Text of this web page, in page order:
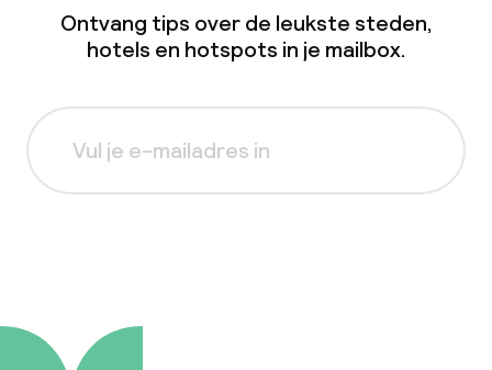
Ontvang tips over de leukste steden,
hotels en hotspots in je mailbox.